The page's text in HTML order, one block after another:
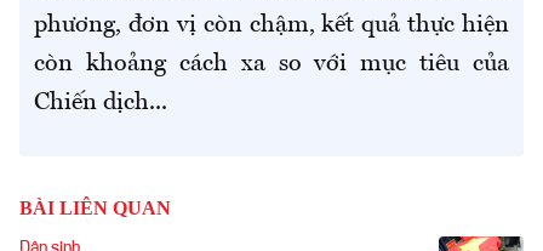
phương, đơn vị còn chậm, kết quả thực hiện
còn khoảng cách xa so với mục tiêu của
Chiến dịch...
BÀI LIÊN QUAN